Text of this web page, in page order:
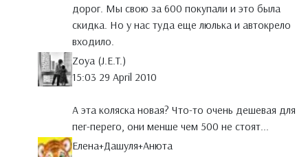
дорог. Мы свою за 600 покупали и это была
скидка. Но у нас туда еще люлька и автокрело
входило.
Zoya (J.E.T.)
15:03 29 April 2010
А эта коляска новая? Что-то очень дешевая для
пег-перего, они менше чем 500 не стоят...
Елена+Дашуля+Анюта